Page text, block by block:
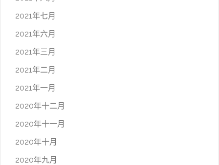
2021年七月
2021年六月
2021年三月
2021年二月
2021年一月
2020年十二月
2020年十一月
2020年十月
2020年九月